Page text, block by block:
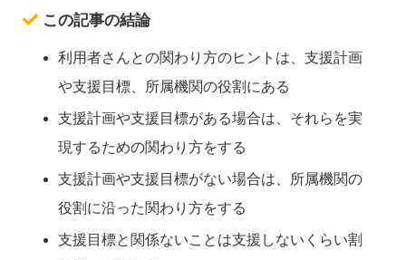
この記事の結論
利用者さんとの関わり方のヒントは、支援計画
や支援目標、所属機関の役割にある
支援計画や支援目標がある場合は、それらを実
現するための関わり方をする
支援計画や支援目標がない場合は、所属機関の
役割に沿った関わり方をする
支援目標と関係ないことは支援しないくらい割